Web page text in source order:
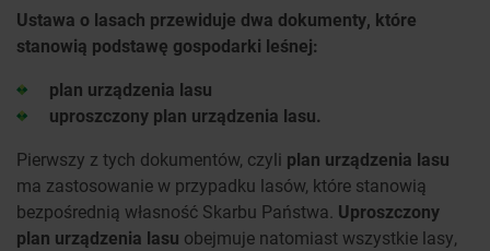
Ustawa o lasach przewiduje dwa dokumenty, które
stanowią podstawę gospodarki leśnej:
plan urządzenia lasu
uproszczony plan urządzenia lasu.
Pierwszy z tych dokumentów, czyli plan urządzenia lasu
ma zastosowanie w przypadku lasów, które stanowią
bezpośrednią własność Skarbu Państwa. Uproszczony
plan urządzenia lasu obejmuje natomiast wszystkie lasy,